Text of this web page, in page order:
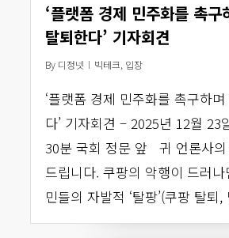
‘플랫폼 경제 민주화를 촉구
탈퇴한다’ 기자회견
By 디정넷 빅테크, 입장
‘플랫폼 경제 민주화를 촉구하
다’ 기자회견 – 2025년 12월 23
30분 국회 정문 앞 귀 언론사
드립니다. 쿠팡의 악행이 드러나
민들의 자발적 ‘탈팡’(쿠팡 탈